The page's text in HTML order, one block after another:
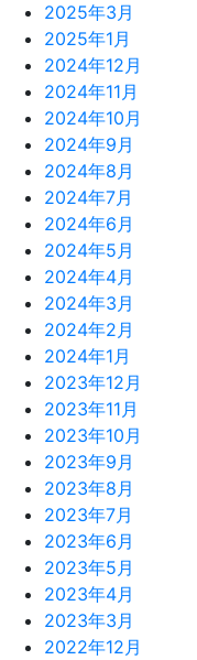
2025年3月
2025年1月
2024年12月
2024年11月
2024年10月
2024年9月
2024年8月
2024年7月
2024年6月
2024年5月
2024年4月
2024年3月
2024年2月
2024年1月
2023年12月
2023年11月
2023年10月
2023年9月
2023年8月
2023年7月
2023年6月
2023年5月
2023年4月
2023年3月
2022年12月